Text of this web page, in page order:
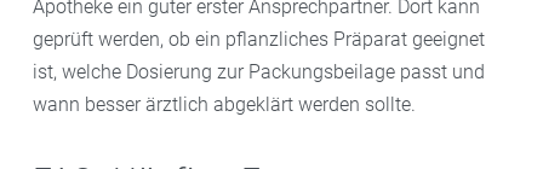
Apotheke ein guter erster Ansprechpartner. Dort kann
geprüft werden, ob ein pflanzliches Präparat geeignet
ist, welche Dosierung zur Packungsbeilage passt und
wann besser ärztlich abgeklärt werden sollte.